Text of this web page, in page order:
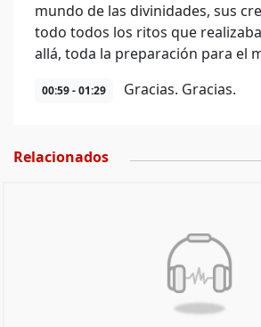
mundo de las divinidades, sus
todo todos los ritos que
allá, toda la preparación para el
00:59 - 01:29 Gracias. Gracias.
Relacionados